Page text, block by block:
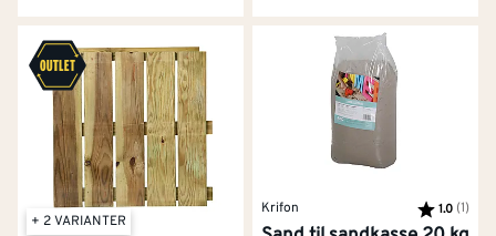
+ 2 VARIANTER
Krifon Karakter:
1.0 (1)